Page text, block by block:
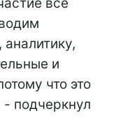
и
что это
- подчеркнул